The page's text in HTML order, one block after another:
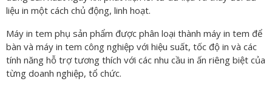
liệu in một cách chủ động, linh hoạt.
Máy in tem phụ sản phẩm được phân loại thành máy in tem để
bàn và máy in tem công nghiệp với hiệu suất, tốc độ in và các
tính năng hỗ trợ tương thích với các nhu cầu in ấn riêng biệt của
từng doanh nghiệp, tổ chức.